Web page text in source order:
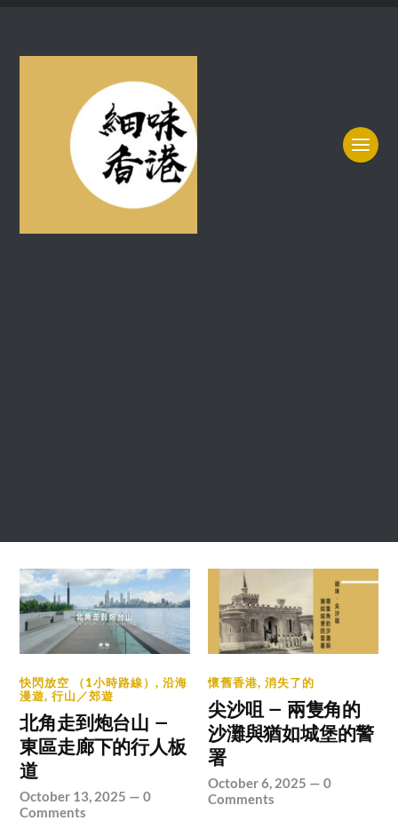
快閃放空 （1小時路線）,沿海
漫遊,行山／郊遊
北角走到炮台山 –
東區走廊下的行人板
道
October 13, 2025 —0
Comments
懷舊香港,消失了的
尖沙咀 – 兩隻角的
沙灘與猶如城堡的警
署
October 6, 2025 —0
Comments